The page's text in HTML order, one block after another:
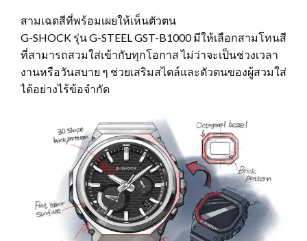
สามเฉดสีที่พร้อมเผยให้เห็นตัวตน
G-SHOCK รุ่น G-STEEL GST-B1000 มีให้เลือกสามโทนสี
ที่สามารถสวมใส่เข้ากับทุกโอกาส ไม่ว่าจะเป็นช่วงเวลา
งานหรือวันสบาย ๆ ช่วยเสริมสไตล์และตัวตนของผู้สวมใส่
ได้อย่างไร้ข้อจำกัด